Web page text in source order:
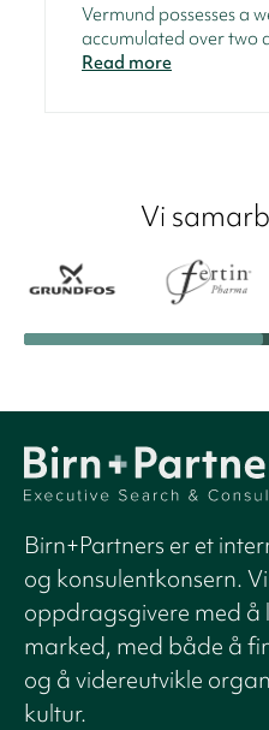
Vermund possesses a
accumulated over two
Read more
Vi
Birn+Partners er et
og konsulentkonsern.
oppdragsgivere med å
marked, med både å
og å videreutvikle
kultur.